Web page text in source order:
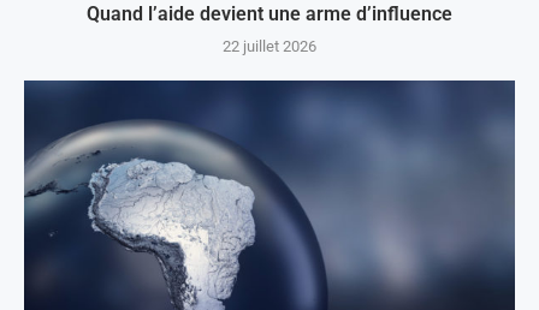
Quand l’aide devient une arme d’influence
22 juillet 2026